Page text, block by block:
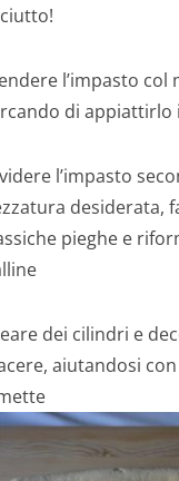
l’impasto col
di appiattirlo
l’impasto
desiderata,
pieghe e
dei cilindri e
aiutandosi